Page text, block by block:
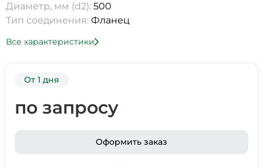
Диаметр, мм (d2): 500
Тип соединения: Фланец
Все характеристики
От 1 дня
по запросу
Оформить заказ